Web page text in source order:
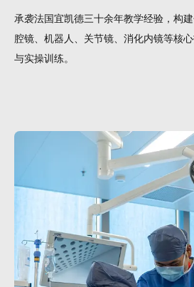
承袭法国宜凯德三十余年教学经验，构
腔镜、机器人、关节镜、消化内镜等核
与实操训练。